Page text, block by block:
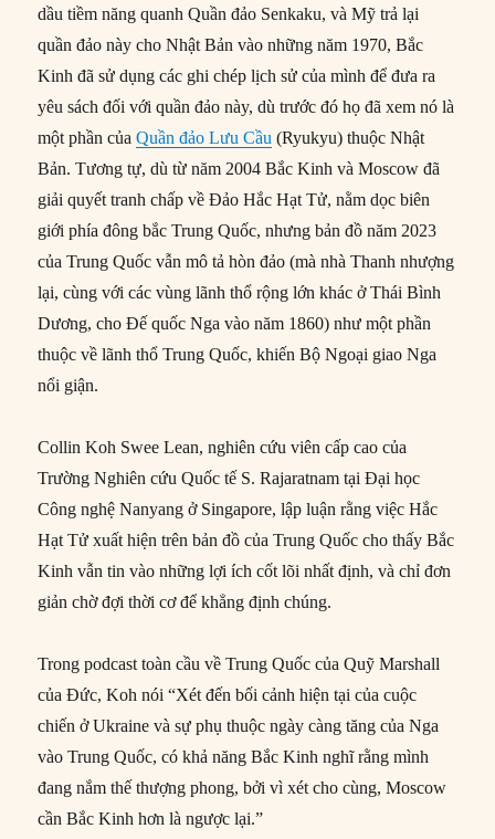
dầu tiềm năng quanh Quần đảo Senkaku, và Mỹ trả lại
quần đảo này cho Nhật Bản vào những năm 1970, Bắc
Kinh đã sử dụng các ghi chép lịch sử của mình để đưa ra
yêu sách đối với quần đảo này, dù trước đó họ đã xem nó là
một phần củaQuần đảo Lưu Cầu (Ryukyu) thuộc Nhật
Bản. Tương tự, dù từ năm 2004 Bắc Kinh và Moscow đã
giải quyết tranh chấp về Đảo Hắc Hạt Tử, nằm dọc biên
giới phía đông bắc Trung Quốc, nhưng bản đồ năm 2023
của Trung Quốc vẫn mô tả hòn đảo (mà nhà Thanh nhượng
lại, cùng với các vùng lãnh thổ rộng lớn khác ở Thái Bình
Dương, cho Đế quốc Nga vào năm 1860) như một phần
thuộc về lãnh thổ Trung Quốc, khiến Bộ Ngoại giao Nga
nổi giận.
Collin Koh Swee Lean, nghiên cứu viên cấp cao của
Trường Nghiên cứu Quốc tế S. Rajaratnam tại Đại học
Công nghệ Nanyang ở Singapore, lập luận rằng việc Hắc
Hạt Tử xuất hiện trên bản đồ của Trung Quốc cho thấy Bắc
Kinh vẫn tin vào những lợi ích cốt lõi nhất định, và chỉ đơn
giản chờ đợi thời cơ để khẳng định chúng.
Trong podcast toàn cầu về Trung Quốc của Quỹ Marshall
của Đức, Koh nói “Xét đến bối cảnh hiện tại của cuộc
chiến ở Ukraine và sự phụ thuộc ngày càng tăng của Nga
vào Trung Quốc, có khả năng Bắc Kinh nghĩ rằng mình
đang nắm thế thượng phong, bởi vì xét cho cùng, Moscow
cần Bắc Kinh hơn là ngược lại.”